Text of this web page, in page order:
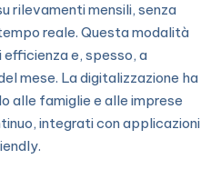
rilevamenti mensili, senza
reale. Questa modalità
e, spesso, a
mese. La digitalizzazione ha
alle famiglie e alle imprese
integrati con applicazioni